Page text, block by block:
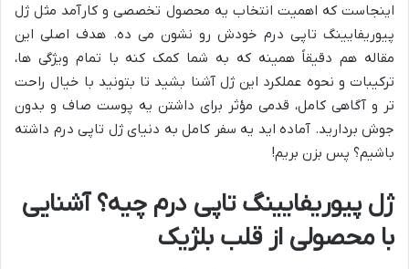
اینجاست که اهمیت انتخاب یه محصول تخصصی و کارآمد مثل ژل
پیوریفایینگ تاپی درم خودش رو نشون می ده. هدف اصلی این
مقاله هم دقیقاً همینه که به شما کمک کنه با تمام ویژگی ها،
ترکیبات و نحوه عملکرد این ژل آشنا بشید تا بتونید با خیال راحت
تر و آگاهی کامل، قدمی مؤثر برای داشتن یه پوست صاف و بدون
جوش بردارید. آماده اید یه سفر کامل به دنیای ژل تاپی درم داشته
باشیم؟ پس بزن بریم!
ژل پیوریفایینگ تاپی درم چیه؟ آشنایی
با محصولی از قلب بلژیک